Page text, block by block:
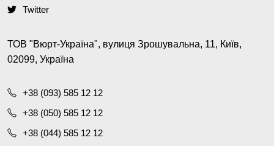
Twitter
ТОВ "Вюрт-Україна", вулиця Зрошувальна, 11, Київ,
02099, Україна
+38 (093) 585 12 12
+38 (050) 585 12 12
+38 (044) 585 12 12